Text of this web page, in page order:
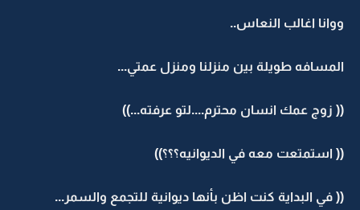
ووانا اغالب النعاس..
المسافه طويلة بين منزلنا ومنزل عمتي...
(( زوج عمك انسان محترم....لتو عرفته...))
(( استمتعت معه في الديوانيه؟؟؟))
(( في البداية كنت اظن بأنها ديوانية للتجمع والسمر...